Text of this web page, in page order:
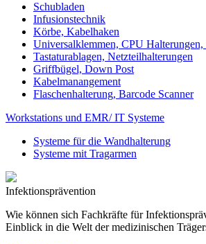
Schubladen
Infusionstechnik
Körbe, Kabelhaken
Universalklemmen, CPU Halterungen,
Tastaturablagen, Netzteilhalterungen
Griffbügel, Down Post
Kabelmanangement
Flaschenhalterung, Barcode Scanner
Workstations und EMR/ IT Systeme
Systeme für die Wandhalterung
Systeme mit Tragarmen
Infektionsprävention
Wie können sich Fachkräfte für
Einblick in die Welt der medizinischen